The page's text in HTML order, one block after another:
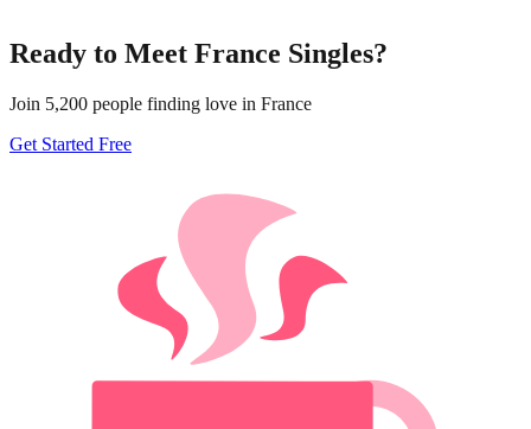
Ready to Meet France Singles?
Join 5,200 people finding love in France
Get Started Free